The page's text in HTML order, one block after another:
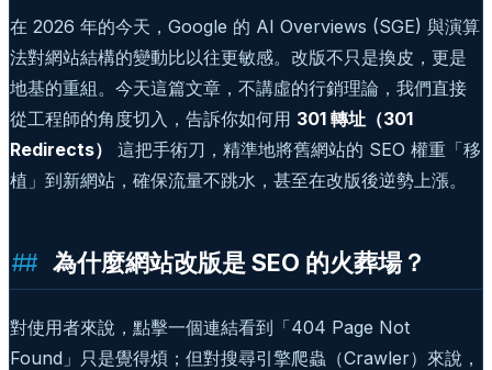
在 2026 年的今天，Google 的 AI Overviews (SGE) 與演算
法對網站結構的變動比以往更敏感。改版不只是換皮，更是
地基的重組。今天這篇文章，不講虛的行銷理論，我們直接
從工程師的角度切入，告訴你如何用 301 轉址（301
Redirects）
這把手術刀，精準地將舊網站的 SEO 權重「移
植」到新網站，確保流量不跳水，甚至在改版後逆勢上漲。
為什麼網站改版是 SEO 的火葬場？
對使用者來說，點擊一個連結看到「404 Page Not
Found」只是覺得煩；但對搜尋引擎爬蟲（Crawler）來說，